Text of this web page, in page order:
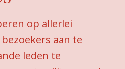
voor de jeugd.
in voor welke